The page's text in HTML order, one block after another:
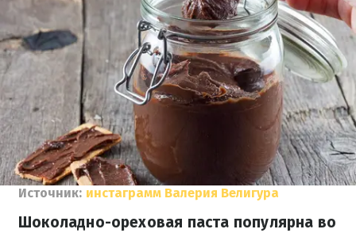
Источник: инстаграмм Валерия Велигура
Шоколадно-ореховая паста популярна во